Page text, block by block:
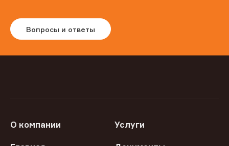
Вопросы и ответы
О компании Услуги